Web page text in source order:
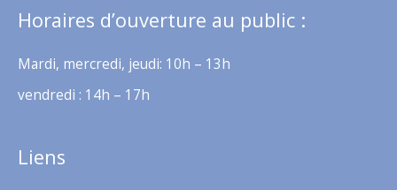
Horaires d’ouverture au public :
Mardi, mercredi, jeudi: 10h – 13h
vendredi : 14h – 17h
Liens